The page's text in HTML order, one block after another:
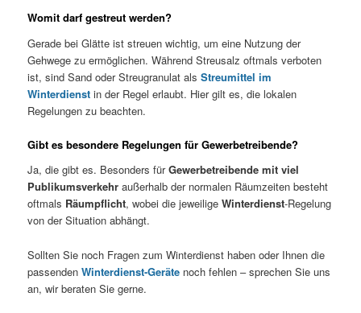
Womit darf gestreut werden?
Gerade bei Glätte ist streuen wichtig, um eine Nutzung der
Gehwege zu ermöglichen. Während Streusalz oftmals verboten
ist, sind Sand oder Streugranulat alsStreumittel im
Winterdienst in der Regel erlaubt. Hier gilt es, die lokalen
Regelungen zu beachten.
Gibt es besondere Regelungen für Gewerbetreibende?
Ja, die gibt es. Besonders fürGewerbetreibende mit viel
Publikumsverkehr außerhalb der normalen Räumzeiten besteht
oftmals Räumpflicht, wobei die jeweiligeWinterdienst-Regelung
von der Situation abhängt.
Sollten Sie noch Fragen zum Winterdienst haben oder Ihnen die
passendenWinterdienst-Geräte noch fehlen – sprechen Sie uns
an, wir beraten Sie gerne.